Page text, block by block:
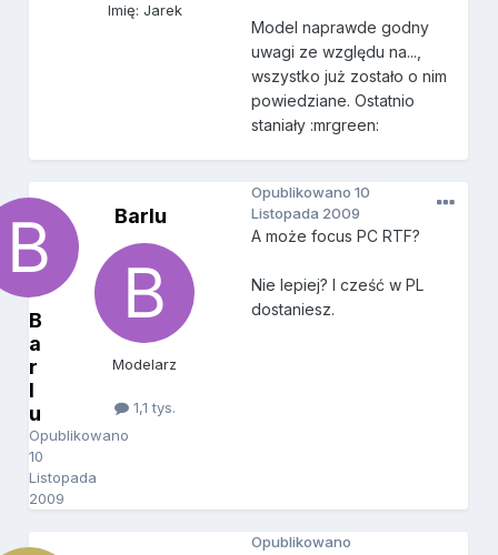
Imię: Jarek
Model naprawde godny
uwagi ze względu na...,
wszystko już zostało o nim
powiedziane. Ostatnio
staniały :mrgreen:
B
a
r
l
u
Opublikowano
10
Listopada
2009
Barlu
Modelarz
1,1 tys.
Opublikowano10
Listopada 2009
A może focus PC RTF?
Nie lepiej? I cześć w PL
dostaniesz.
Opublikowano